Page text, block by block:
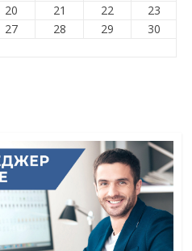
20 21 22
23
27 28 29
30